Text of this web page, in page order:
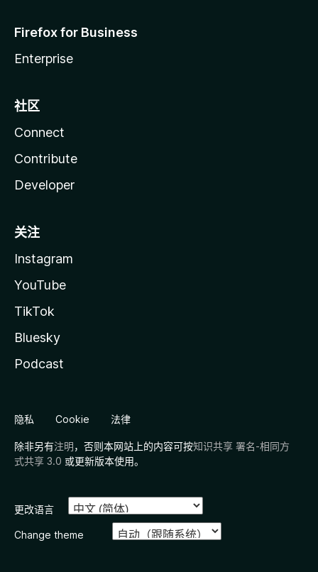
Firefox for Business
Enterprise
社区
Connect
Contribute
Developer
关注
Instagram
YouTube
TikTok
Bluesky
Podcast
隐私 Cookie 法律
除非另有注明，否则本网站上的内容可按知识共享 署名-相同方
式共享 3.0 或更新版本使用。
更改语言
Change theme